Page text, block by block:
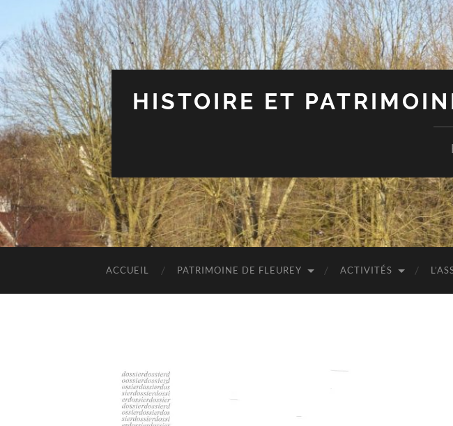
HISTOIRE ET
ACCUEIL PATRIMOINE DE FLEUREY ACTIVITÉS